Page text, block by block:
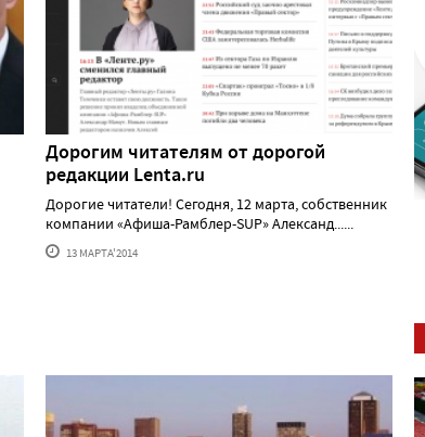
Дорогим читателям от дорогой
редакции Lenta.ru
Дорогие читатели! Сегодня, 12 марта, собственник
компании «Афиша-Рамблер-SUP» Александ......
13 МАРТА'2014